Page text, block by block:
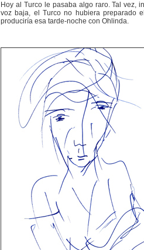
Hoy al Turco le pasaba algo raro. Tal vez,
voz baja, el Turco no hubiera preparado
produciría esa tarde-noche con Ohlinda.